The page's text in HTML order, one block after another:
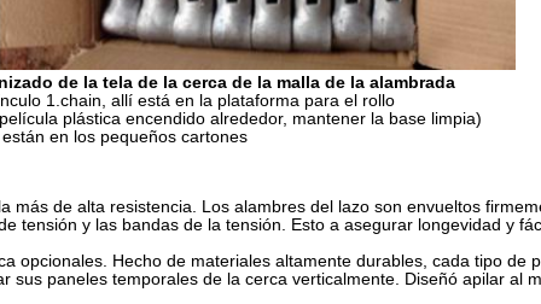
de la tela de la cerca de la malla de la alambrada
1.chain, allí está en la plataforma para el rollo
plástica encendido alrededor, mantener la base limpia)
en los pequeños cartones
más de alta resistencia. Los alambres del lazo son envueltos
tensión y las bandas de la tensión. Esto a asegurar longevidad y
opcionales. Hecho de materiales altamente durables, cada tipo de
sus paneles temporales de la cerca verticalmente. Diseñó apilar al